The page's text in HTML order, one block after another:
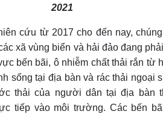
2021
cứu từ 2017 cho đến nay,
xã vùng biển và hải đảo đang
bến bãi, ô nhiễm chất thải rắn từ
sống tại địa bàn và rác thải ngoại
thải của người dân tại địa bàn
tiếp vào môi trường. Các bến